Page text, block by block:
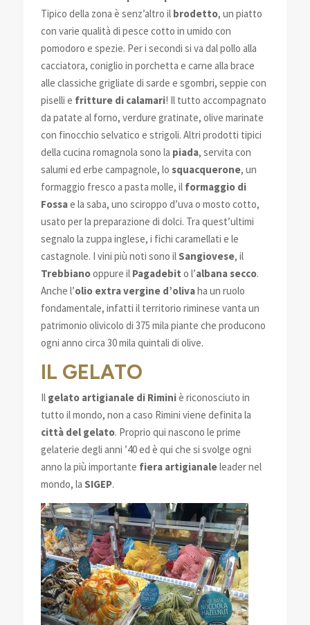
Tipico della zona è senz’altro il brodetto, un piatto
con varie qualità di pesce cotto in umido con
pomodoro e spezie. Per i secondi si va dal pollo alla
cacciatora, coniglio in porchetta e carne alla brace
alle classiche grigliate di sarde e sgombri, seppie con
piselli e fritture di calamari! Il tutto accompagnato
da patate al forno, verdure gratinate, olive marinate
con finocchio selvatico e strigoli. Altri prodotti tipici
della cucina romagnola sono la piada, servita con
salumi ed erbe campagnole, lo squacquerone, un
formaggio fresco a pasta molle, ilformaggio di
Fossae la saba, uno sciroppo d’uva o mosto cotto,
usato per la preparazione di dolci. Tra quest’ultimi
segnalo la zuppa inglese, i fichi caramellati e le
castagnole. I vini più noti sono il Sangiovese, il
Trebbianooppure il Pagadebit o l’albana secco.
Anche l’olio extra vergine d’olivaha un ruolo
fondamentale, infatti il territorio riminese vanta un
patrimonio olivicolo di 375 mila piante che producono
ogni anno circa 30 mila quintali di olive.
IL GELATO
Il gelato artigianale di Riminiè riconosciuto in
tutto il mondo, non a caso Rimini viene definita la
città del gelato. Proprio qui nascono le prime
gelaterie degli anni ’40 ed è qui che si svolge ogni
anno la più importante fiera artigianaleleader nel
mondo, la SIGEP.